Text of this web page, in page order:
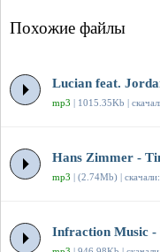
Похожие файлы
Lucian feat.
mp3 | 1015.35Kb |
Hans Zimmer -
mp3 | (2.74Mb) |
Infraction Music